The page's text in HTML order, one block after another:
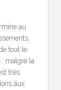
au
tout le
: malgré la
très
aux